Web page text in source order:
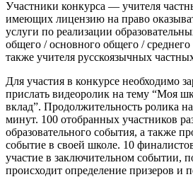
Участники конкурса — учителя
имеющих лицензию на право
услуги по реализации
общего / основного общего /
также учителя русскоязычных
Для участия в конкурсе необходимо
прислать видеоролик на тему “Моя
вклад”. Продолжительность ролика
минут. 100 отобранных участников
образовательного события, а также
событие в своей школе. 10
участие в заключительном событии,
происходит определение призеров и